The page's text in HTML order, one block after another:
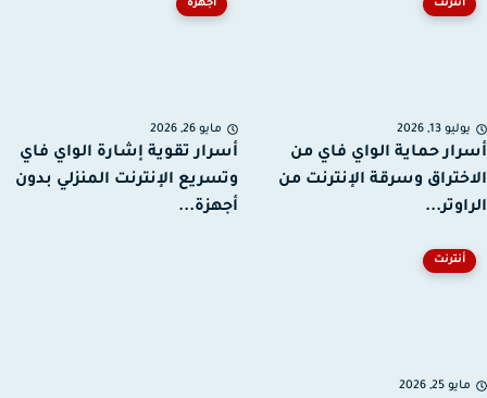
أنترنت
13, 2026
حماية الواي فاي من
وسرقة الإنترنت من
أجهزة
مايو 26, 2026
أسرار تقوية إشارة الواي فاي
وتسريع الإنترنت المنزلي بدون
أجهزة...
أنترنت
25, 2026